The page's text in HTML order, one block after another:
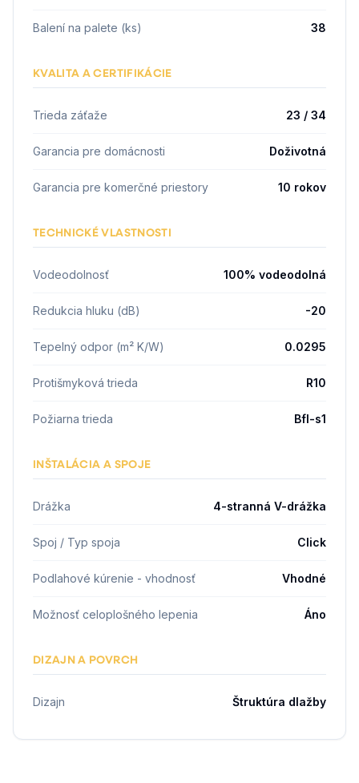
Balení na palete (ks) 38
KVALITA A CERTIFIKÁCIE
Trieda záťaže 23 / 34
Garancia pre domácnosti Doživotná
Garancia pre komerčné priestory 10 rokov
TECHNICKÉ VLASTNOSTI
Vodeodolnosť 100% vodeodolná
Redukcia hluku (dB) -20
Tepelný odpor (m² K/W) 0.0295
Protišmyková trieda R10
Požiarna trieda Bfl-s1
INŠTALÁCIA A SPOJE
Drážka 4-stranná V-drážka
Spoj / Typ spoja Click
Podlahové kúrenie - vhodnosť Vhodné
Možnosť celoplošného lepenia Áno
DIZAJN A POVRCH
Dizajn Štruktúra dlažby